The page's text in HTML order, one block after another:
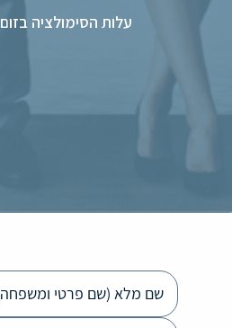
עלות הסימולציה בזום – 380